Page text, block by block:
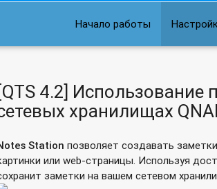
Начало работы
[QTS 4.2]
хранилищах
Station позволяет создавать
или web-страницы. Используя
заметки на вашем сетевом